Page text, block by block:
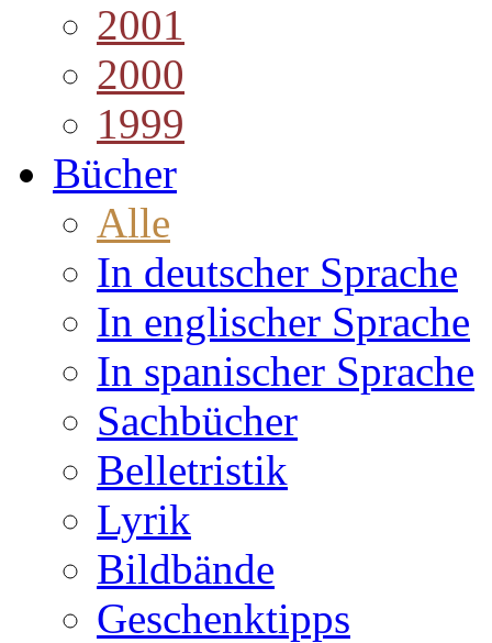
2001
2000
1999
Bücher
Alle
In deutscher Sprache
In englischer Sprache
In spanischer Sprache
Sachbücher
Belletristik
Lyrik
Bildbände
Geschenktipps